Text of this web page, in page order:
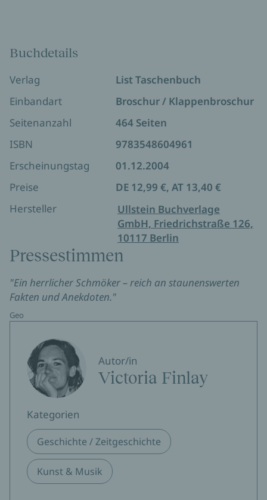
Buchdetails
Verlag
List Taschenbuch
Einbandart
Broschur / Klappenbroschur
Seitenanzahl
464 Seiten
ISBN
9783548604961
Erscheinungstag
01.12.2004
Preise
DE 12,99 €, AT 13,40 €
Hersteller
Ullstein Buchverlage
GmbH, Friedrichstraße 126,
10117 Berlin
Pressestimmen
"Ein herrlicher Schmöker – reich an staunenswerten
Fakten und Anekdoten."
Geo
Autor/in
Victoria Finlay
Kategorien
Geschichte / Zeitgeschichte
Kunst & Musik